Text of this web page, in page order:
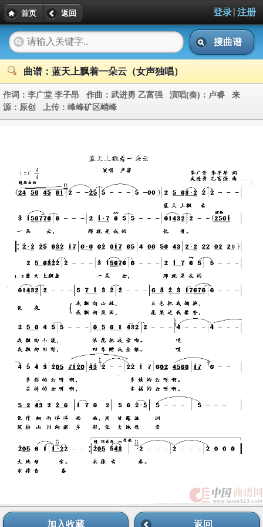
首页 返回 登录| 注册
搜曲谱
曲谱：蓝天上飘着一朵云（女声独唱）
作词： 李广堂 李子昂 作曲： 武进勇 乙富强 演唱(奏)： 卢睿 来
源： 原创 上传： 峰峰矿区峭峰
加入收藏 返回